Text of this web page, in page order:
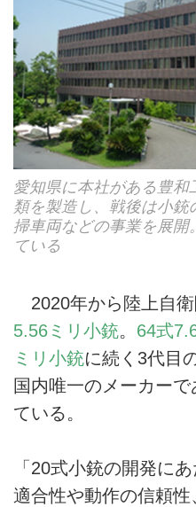
愛知県に本社がある豊
類を製造し、戦後は小
掃車両などの事業を展
ている
2020年から陸上自
5.56ミリ小銃。 64式
ミリ小銃に続く3代目
国内唯一のメーカー
ている。
「20式小銃の開発に
適合性や動作の信頼